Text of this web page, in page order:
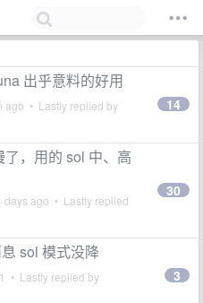
出乎意料的好用
ago • Lastly replied by 14
，用的 sol 中、高
days ago • Lastly replied
30
sol 模式没降
• Lastly replied by 3